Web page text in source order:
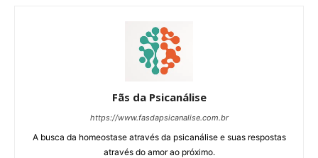
Fãs da Psicanálise
https://www.fasdapsicanalise.com.br
A busca da homeostase através da psicanálise e suas respostas
através do amor ao próximo.